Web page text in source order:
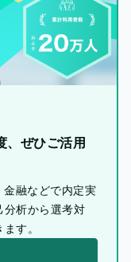
、ぜひご活用
融などで内定実
分析から選考対
す。